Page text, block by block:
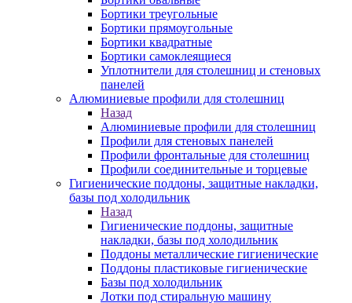
Бортики треугольные
Бортики прямоугольные
Бортики квадратные
Бортики самоклеящиеся
Уплотнители для столешниц и стеновых
панелей
Алюминиевые профили для столешниц
Назад
Алюминиевые профили для столешниц
Профили для стеновых панелей
Профили фронтальные для столешниц
Профили соединительные и торцевые
Гигиенические поддоны, защитные накладки,
базы под холодильник
Назад
Гигиенические поддоны, защитные
накладки, базы под холодильник
Поддоны металлические гигиенические
Поддоны пластиковые гигиенические
Базы под холодильник
Лотки под стиральную машину